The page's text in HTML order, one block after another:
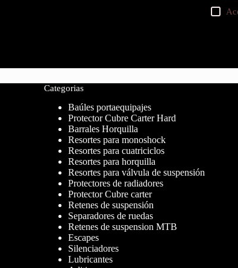
Categorias
Baúles portaequipajes
Protector Cubre Carter Hard
Barrales Horquilla
Resortes para monoshock
Resortes para cuatriciclos
Resortes para horquilla
Resortes para válvula de suspensión
Protectores de radiadores
Protector Cubre carter
Retenes de suspensión
Separadores de ruedas
Retenes de suspension MTB
Escapes
Silenciadores
Lubricantes